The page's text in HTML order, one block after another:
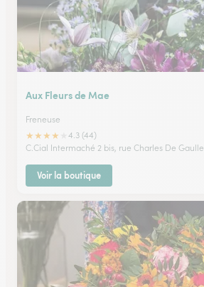
Aux Fleurs de Mae
Freneuse
★★★★
4.3 (44)
C.Cial Intermaché 2 bis, rue Charles De Gaulle
Voir la boutique